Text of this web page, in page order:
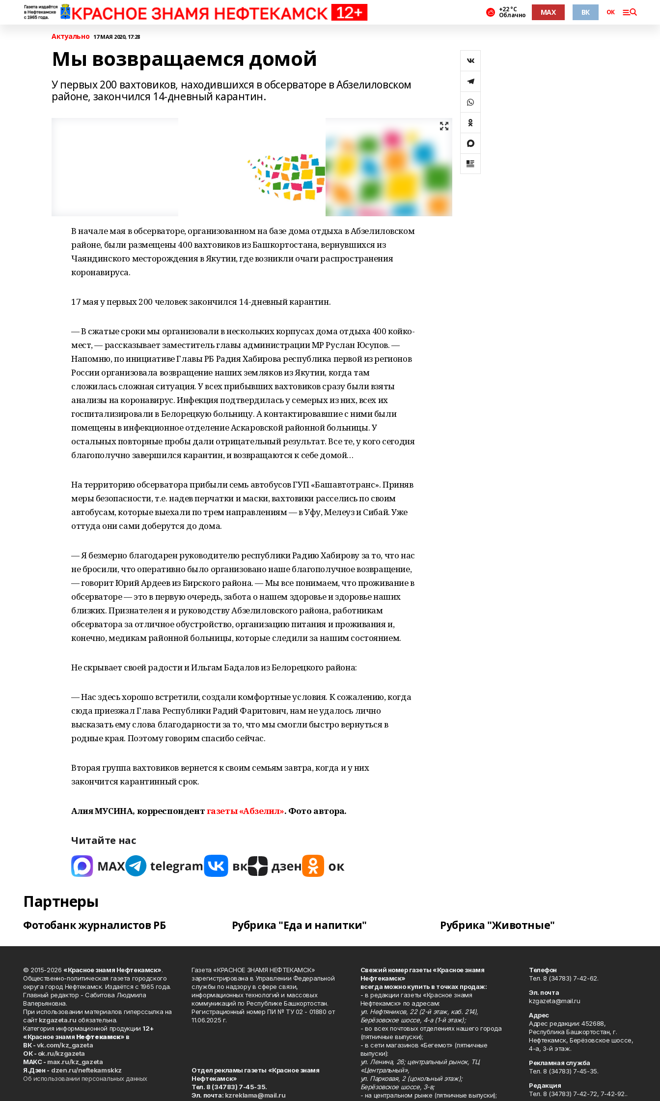
+22 °С
Облачно MAX ВК ОК
Актуально 17 МАЯ 2020, 17:28
Мы возвращаемся домой
У первых 200 вахтовиков, находившихся в обсерваторе в Абзелиловском
районе, закончился 14-дневный карантин.
В начале мая в обсерваторе, организованном на базе дома отдыха в Абзелиловском
районе, были размещены 400 вахтовиков из Башкортостана, вернувшихся из
Чаяндинского месторождения в Якутии, где возникли очаги распространения
коронавируса.
17 мая у первых 200 человек закончился 14-дневный карантин.
— В сжатые сроки мы организовали в нескольких корпусах дома отдыха 400 койко-
мест, — рассказывает заместитель главы администрации МР Руслан Юсупов. —
Напомню, по инициативе Главы РБ Радия Хабирова республика первой из регионов
России организовала возвращение наших земляков из Якутии, когда там
сложилась сложная ситуация. У всех прибывших вахтовиков сразу были взяты
анализы на коронавирус. Инфекция подтвердилась у семерых из них, всех их
госпитализировали в Белорецкую больницу. А контактировавшие с ними были
помещены в инфекционное отделение Аскаровской районной больницы. У
остальных повторные пробы дали отрицательный результат. Все те, у кого сегодня
благополучно завершился карантин, и возвращаются к себе домой…
На территорию обсерватора прибыли семь автобусов ГУП «Башавтотранс». Приняв
меры безопасности, т.е. надев перчатки и маски, вахтовики расселись по своим
автобусам, которые выехали по трем направлениям — в Уфу, Мелеуз и Сибай. Уже
оттуда они сами доберутся до дома.
— Я безмерно благодарен руководителю республики Радию Хабирову за то, что нас
не бросили, что оперативно было организовано наше благополучное возвращение,
— говорит Юрий Ардеев из Бирского района. — Мы все понимаем, что проживание в
обсерваторе — это в первую очередь, забота о нашем здоровье и здоровье наших
близких. Признателен я и руководству Абзелиловского района, работникам
обсерватора за отличное обустройство, организацию питания и проживания и,
конечно, медикам районной больницы, которые следили за нашим состоянием.
Не скрывает своей радости и Ильгам Бадалов из Белорецкого района:
— Нас здесь хорошо встретили, создали комфортные условия. К сожалению, когда
сюда приезжал Глава Республики Радий Фаритович, нам не удалось лично
высказать ему слова благодарности за то, что мы смогли быстро вернуться в
родные края. Поэтому говорим спасибо сейчас.
Вторая группа вахтовиков вернется к своим семьям завтра, когда и у них
закончится карантинный срок.
Алия МУСИНА, корреспондентгазеты «Абзелил». Фото автора.
Читайте нас
Партнеры
Фотобанк журналистов РБ Рубрика "Еда и напитки" Рубрика "Животные"
© 2015-2026 «Красное знамя Нефтекамск».
Общественно-политическая газета городского
округа город Нефтекамск. Издаётся с 1965 года.
Главный редактор - Сабитова Людмила
Валерьяновна.
При использовании материалов гиперссылка на
сайтkzgazeta.ru обязательна.
Категория информационной продукции 12+
«Красное знамя Нефтекамск» в
ВК -vk.com/kz_gazeta
ОК - ok.ru/kzgazeta
MAKC - max.ru/kz_gazeta
Я.Дзен - dzen.ru/neftekamskkz
Об использовании персональных данных
Газета «КРАСНОЕ ЗНАМЯ НЕФТЕКАМСК»
зарегистрирована в Управлении Федеральной
службы по надзору в сфере связи,
информационных технологий и массовых
коммуникаций по Республике Башкортостан.
Регистрационный номер ПИ № ТУ 02 - 01880 от
11.06.2025 г.
Отдел рекламы газеты «Красное знамя
Нефтекамск»
Тел. 8 (34783) 7-45-35.
Эл. почта: kzreklama@mail.ru
Свежий номер газеты «Красное знамя
Нефтекамск»
всегда можно купить в точках продаж:
- в редакции газеты «Красное знамя
Нефтекамск» по адресам:
ул. Нефтяников, 22 (2-й этаж, каб. 214),
Берёзовское шоссе, 4-а (1-й этаж);
- во всех почтовых отделениях нашего города
(пятничные выпуски);
- в сети магазинов «Бегемот» (пятничные
выпуски):
ул. Ленина, 26; центральный рынок, ТЦ
«Центральный»,
ул. Парковая, 2 (цокольный этаж);
Берёзовское шоссе, 3-в;
- на центральном рынке (пятничные выпуски);
Телефон
Тел. 8 (34783) 7-42-62.
Эл. почта
kzgazeta@mail.ru
Адрес
Адрес редакции: 452688,
Республика Башкортостан, г.
Нефтекамск, Берёзовское шоссе,
4-а, 3-й этаж.
Рекламная служба
Тел. 8 (34783) 7-45-35.
Редакция
Тел. 8 (34783) 7-42-72, 7-42-92..